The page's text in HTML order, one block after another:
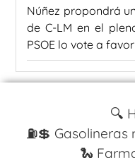
Núñez propondrá
de C-LM en el
PSOE lo vote a favor
🔍
⛽️💲
🐍